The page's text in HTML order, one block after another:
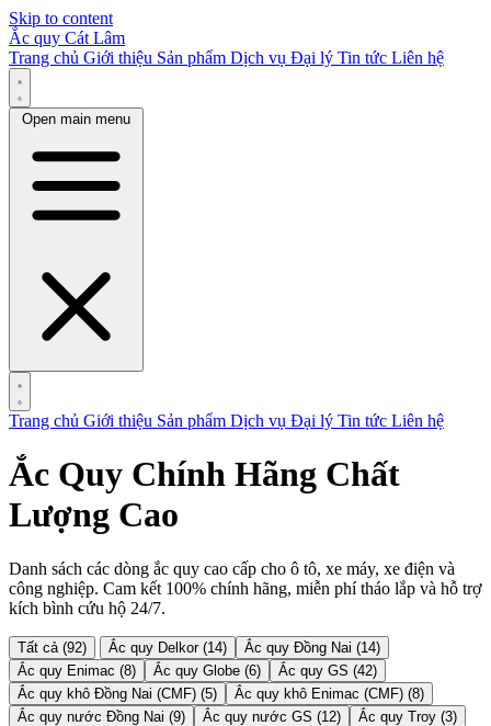
Skip to content
Ắc quy Cát Lâm
Trang chủ Giới thiệu Sản phẩm Dịch vụ Đại lý Tin tức Liên hệ
Open main menu
Trang chủ Giới thiệu Sản phẩm Dịch vụ Đại lý Tin tức Liên hệ
Ắc Quy Chính Hãng Chất
Lượng Cao
Danh sách các dòng ắc quy cao cấp cho ô tô, xe máy, xe điện và
công nghiệp. Cam kết 100% chính hãng, miễn phí tháo lắp và hỗ trợ
kích bình cứu hộ 24/7.
Tất cả (92) Ắc quy Delkor (14)
Ắc quy Đồng Nai (14)
Ắc quy Enimac (8)
Ắc quy Globe (6)
Ắc quy GS (42)
Ắc quy khô Đồng Nai (CMF) (5)
Ắc quy khô Enimac (CMF) (8)
Ắc quy nước Đồng Nai (9)
Ắc quy nước GS (12) Ắc quy Troy (3)